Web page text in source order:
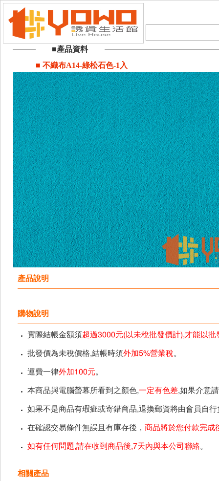
■產品資料
■ 不織布A14-綠松石色-1入
產品說明
購物說明
實際結帳金額須超過3000元(以未稅批發價計),才能以批
批發價為未稅價格,結帳時須外加5%營業稅。
運費一律外加100元。
本商品與電腦螢幕所看到之顏色,一定有色差,如果介意
如果不是商品有瑕疵或寄錯商品,退換郵資將由會員自行
在確認交易條件無誤且有庫存後， 商品將於您付款完成
如有任何問題,請在收到商品後,7天內與本公司聯絡。
相關產品